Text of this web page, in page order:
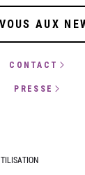
AUX
CONTACT
PRESSE